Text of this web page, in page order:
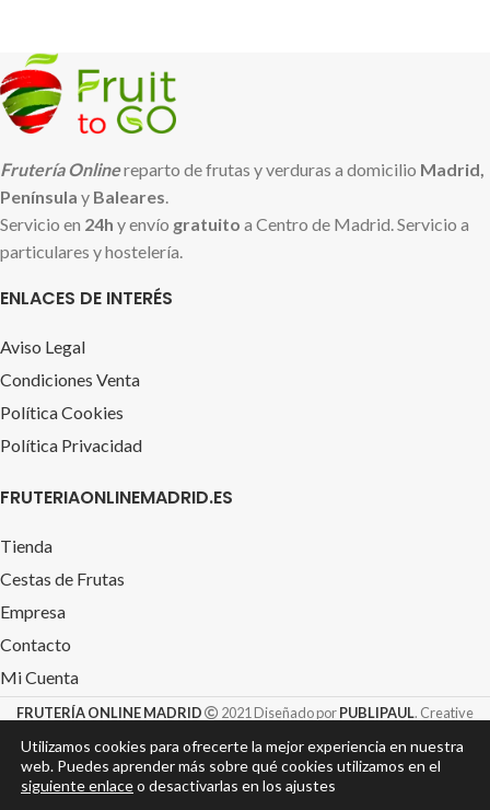
Frutería Onlinereparto de frutas y verduras a domicilio Madrid,
Península y Baleares.
Servicio en 24h y envío gratuito a Centro de Madrid. Servicio a
particulares y hostelería.
ENLACES DE INTERÉS
Aviso Legal
Condiciones Venta
Política Cookies
Política Privacidad
FRUTERIAONLINEMADRID.ES
Tienda
Cestas de Frutas
Empresa
Contacto
Mi Cuenta
FRUTERÍA ONLINE MADRID 2021 Diseñado porPUBLIPAUL. Creative
Design S.L. &TIENDAROTULACION.com
Utilizamos cookies para ofrecerte la mejor experiencia en nuestra
web. Puedes aprender más sobre qué cookies utilizamos en el
siguiente enlaceo desactivarlas en los ajustes